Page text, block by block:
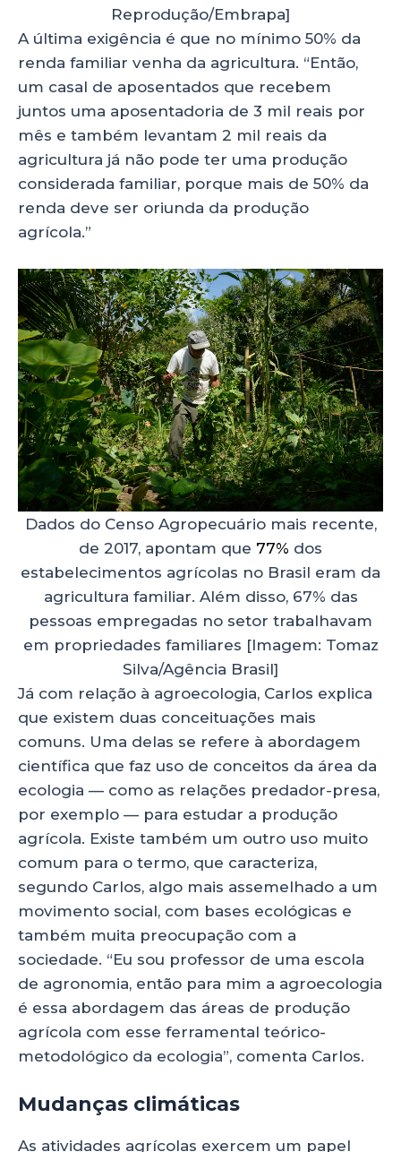
Reprodução/Embrapa]
A última exigência é que no mínimo 50% da
renda familiar venha da agricultura. “Então,
um casal de aposentados que recebem
juntos uma aposentadoria de 3 mil reais por
mês e também levantam 2 mil reais da
agricultura já não pode ter uma produção
considerada familiar, porque mais de 50% da
renda deve ser oriunda da produção
agrícola.”
Dados do Censo Agropecuário mais recente,
de 2017, apontam que 77% dos
estabelecimentos agrícolas no Brasil eram da
agricultura familiar. Além disso, 67% das
pessoas empregadas no setor trabalhavam
em propriedades familiares [Imagem: Tomaz
Silva/Agência Brasil]
Já com relação à agroecologia, Carlos explica
que existem duas conceituações mais
comuns. Uma delas se refere à abordagem
científica que faz uso de conceitos da área da
ecologia — como as relações predador-presa,
por exemplo — para estudar a produção
agrícola. Existe também um outro uso muito
comum para o termo, que caracteriza,
segundo Carlos, algo mais assemelhado a um
movimento social, com bases ecológicas e
também muita preocupação com a
sociedade. “Eu sou professor de uma escola
de agronomia, então para mim a agroecologia
é essa abordagem das áreas de produção
agrícola com esse ferramental teórico-
metodológico da ecologia”, comenta Carlos.
Mudanças climáticas
As atividades agrícolas exercem um papel